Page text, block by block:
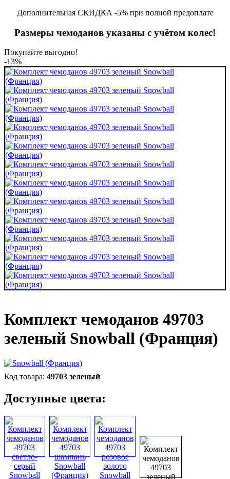
Дополнительная СКИДКА -5% при полной предоплате
Размеры чемоданов указаны с учётом колес!
Покупайте выгодно!
-13%
Комплект чемоданов 49703
зеленый Snowball (Франция)
49703 зеленый
Доступные цвета: